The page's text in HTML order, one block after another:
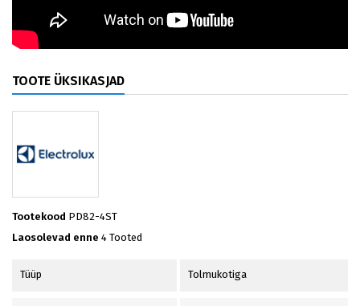
TOOTE ÜKSIKASJAD
Tootekood PD82-4ST
Laosolevad enne 4 Tooted
Tüüp Tolmukotiga